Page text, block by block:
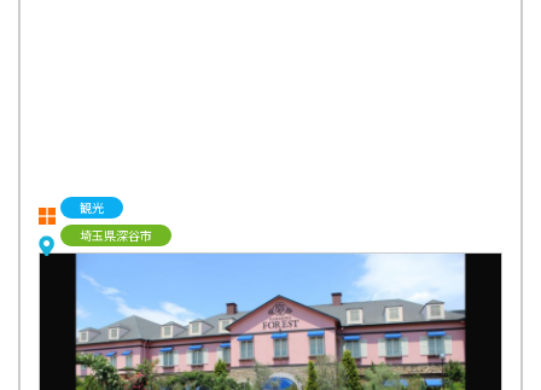
観光
埼玉県深谷市